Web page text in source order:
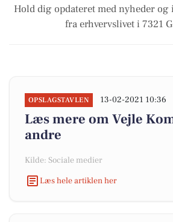
Hold dig opdateret med nyheder
fra erhvervslivet i 7321
OPSLAGSTAVLEN 13-02-2021 10:36
Læs mere om Vejle
andre
Kilde: Sociale medier
Læs hele artiklen her